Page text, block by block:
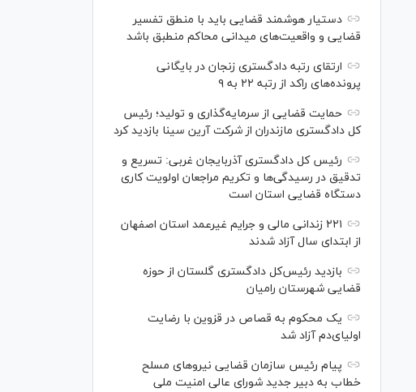
دستیار هوشمند قضایی باید با منطق تفسیر
قضایی و واقعیت‌های میدانی محاکم منطبق باشد
ارتقای رتبه دادگستری زنجان در بایگانی
پرونده‌های راکد از رتبه ۲۲ به ۹
حمایت قضایی از سرمایه‌گذاری و تولید؛ رئیس
کل دادگستری مازندران از شرکت آرین سینا بازدید کرد
رئیس کل دادگستری آذربایجان غربی: تسریع و
تدقیق در رسیدگی‌ها و تکریم مراجعان اولویت کاری
دستگاه قضایی استان است
۲۲۱ زندانی مالی و جرایم غیرعمد استان اصفهان
از ابتدای سال آزاد شدند
بازدید رئیس‌کل دادگستری گلستان از حوزه
قضایی شهرستان رامیان
یک محکوم به قصاص در قزوین با رضایت
اولیای‌دم آزاد شد
پیام رئیس سازمان قضایی نیرو‌های مسلح
خطاب به دبیر جدید شورای عالی امنیت ملی